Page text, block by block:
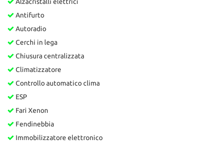
Antifurto
Autoradio
Cerchi in lega
Chiusura centralizzata
Climatizzatore
Controllo automatico clima
ESP
Fari Xenon
Fendinebbia
Immobilizzatore elettronico